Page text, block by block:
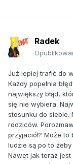
Radek
Już lepiej trafić do
Każdy popełnia
największy błąd,
się nie wybiera.
stosunku do siebie.
rodziców.
przyjaciół? Może
ludzie są po to
Nawet jak teraz